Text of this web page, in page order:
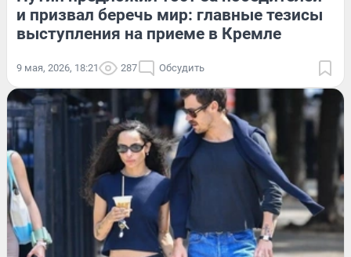
и призвал беречь мир: главные тезисы
выступления на приеме в Кремле
9 мая, 2026, 18:21 287 Обсудить